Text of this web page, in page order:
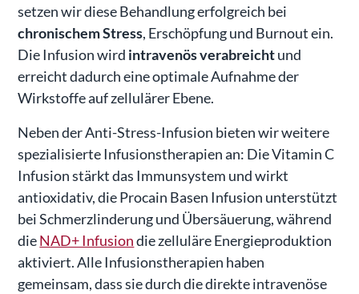
setzen wir diese Behandlung erfolgreich bei
chronischem Stress, Erschöpfung und Burnout ein.
Die Infusion wird intravenös verabreichtund
erreicht dadurch eine optimale Aufnahme der
Wirkstoffe auf zellulärer Ebene.
Neben der Anti-Stress-Infusion bieten wir weitere
spezialisierte Infusionstherapien an: Die Vitamin C
Infusion stärkt das Immunsystem und wirkt
antioxidativ, die Procain Basen Infusion unterstützt
bei Schmerzlinderung und Übersäuerung, während
dieNAD+ Infusiondie zelluläre Energieproduktion
aktiviert. Alle Infusionstherapien haben
gemeinsam, dass sie durch die direkte intravenöse